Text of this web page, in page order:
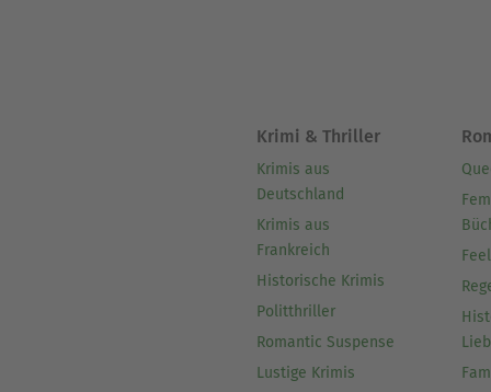
Krimi & Thriller
Krimis aus
Deutschland
Krimis aus
Frankreich
Historische Krimis
Politthriller
Romantic Suspense
Lustige Krimis